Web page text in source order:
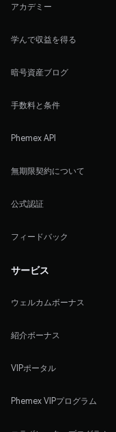
アカデミー
学んで収益を得る
暗号資産ブログ
手数料と条件
Phemex API
無期限契約について
公式認証
フィードバック
サービス
ウェルカムボーナス
紹介ボーナス
VIPポータル
Phemex VIPプログラム